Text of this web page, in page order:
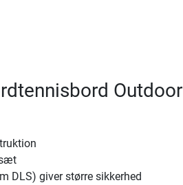
Outdoor
DLS) giver større sikkerhed